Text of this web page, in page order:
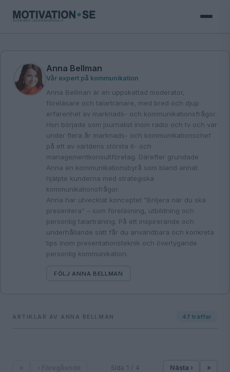
Anna Bellman
Vår expert på kommunikation
Anna Bellman är en uppskattad moderator,
föreläsare och talartränare, med bred och djup
erfarenhet av marknads- och kommunikationsfrågor.
Hon började som journalist inom radio och tv och var
under flera år marknads- och kommunikationschef
på ett av världens största it- och
managementkonsultföretag. Därefter grundade
Anna en kommunikationsbyrå som bland annat
hjälpte kunderna med strategiska
kommunikationsfrågor.
Anna har utvecklat konceptet ”Briljera när du ska
presentera” – som föreläsning, utbildning och
personlig talarträning. På ett inspirerande och
underhållande sätt får du användbara och konkreta
tips inom presentationsteknik och övertygande
personlig kommunikation.
FÖLJ ANNA BELLMAN
ARTIKLAR AV ANNA BELLMAN 47 träffar
Sida 1 / 4 Nästa › »